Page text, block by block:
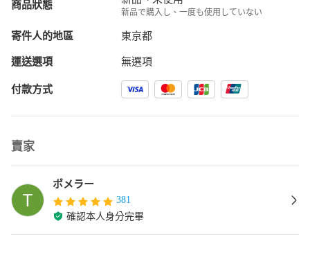
商品狀態
新品で購入し、一度も使用していない
寄件人的地區 東京都
運送選項 無選項
付款方式
賣家
ポメラー
381
確認本人身分完畢